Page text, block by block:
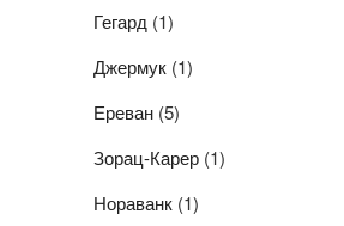
Гегард (1)
Джермук (1)
Ереван (5)
Зорац-Карер (1)
Нораванк (1)